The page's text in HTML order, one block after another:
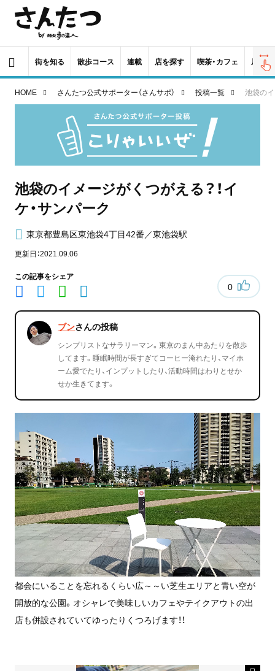
街を知る 散歩コース 連載 店を探す 喫茶・カフェ 居酒屋
HOME さんたつ公式サポーター（さんサポ） 投稿一覧 池袋の
池袋のイメージがくつがえる？！イ
ケ・サンパーク
東京都豊島区東池袋4丁目42番／東池袋駅
更新日：2021.09.06
この記事をシェア
0
ブンさんの投稿
シンプリストなサラリーマン。東京のまん中あたりを散歩
してます。睡眠時間が長すぎてコーヒー淹れたり、マイホ
ーム愛でたり、インプットしたり、活動時間はわりとせか
せか生きてます。
都会にいることを忘れるくらい広～～い芝生エリアと青い空が
開放的な公園。オシャレで美味しいカフェやテイクアウトの出
店も併設されていてゆったりくつろげます！！